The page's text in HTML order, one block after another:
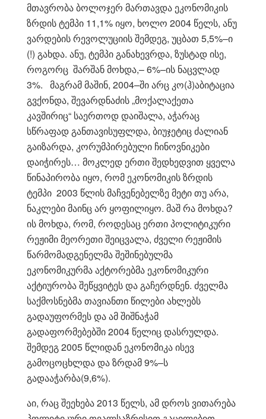
მთავრობა ბოლოჯერ მართავდა ეკონომიკის
ზრდის ტემპი 11,1% იყო, ხოლო 2004 წელს, ანუ
ვარდების რევოლუციის შემდეგ, უცბათ 5,5%–ი
(!) გახდა. ანუ, ტემპი განახევრდა, ზუსტად ისე,
როგორც შარშან მოხდა,– 6%–ის ნაცვლად
3%. მაგრამ მაშინ, 2004–ში არც კო(ჰ)აბიტაცია
გვქონდა, შევარდნაძის „მოქალაქეთა
კავშირიც“ საერთოდ დაიშალა, აჭარაც
სწრაფად განთავისუფლდა, ბიუჯეტიც ძალიან
გაიზარდა, კორუმპირებული ჩინოვნიკები
დაიჭირეს… მოკლედ ერთი შედხედვით ყველა
წინაპირობა იყო, რომ ეკონომიკის ზრდის
ტემპი 2003 წლის მაჩვენებელზე მეტი თუ არა,
ნაკლები მაინც არ ყოფილიყო. მაშ რა მოხდა?
ის მოხდა, რომ, როდესაც ერთი პოლიტიკური
რეჟიმი მეორეთი შეიცვალა, ძველი რეჟიმის
წარმომადგენელმა შეშინებულმა
ეკონომიკურმა აქტორებმა ეკონომიკური
აქტიურობა შეწყვიტეს და გაჩერდნენ. ძველმა
საქმოსნებმა თავიანთი წილები ახლებს
გადაუფორმეს და ამ შიშნაჭამ
გადაფორმებებში 2004 წელიც დასრულდა.
შემდეგ 2005 წლიდან ეკონომიკა ისევ
გამოცოცხლდა და ზრდამ 9%–ს
გადააჭარბა(9,6%).
აი, რაც შეეხება 2013 წელს, ამ დროს ვითარება